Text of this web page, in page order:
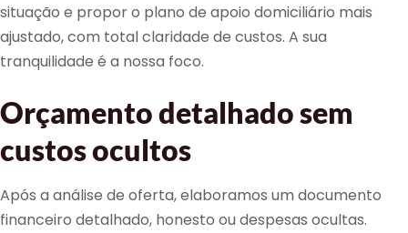
situação e propor o plano de apoio domiciliário mais
ajustado, com total claridade de custos. A sua
tranquilidade é a nossa foco.
Orçamento detalhado sem
custos ocultos
Após a análise de oferta, elaboramos um documento
financeiro detalhado, honesto ou despesas ocultas.